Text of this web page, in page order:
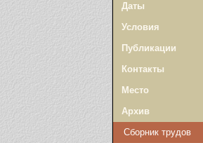
Даты
Условия
Публикации
Контакты
Место
Архив
Сборник трудов